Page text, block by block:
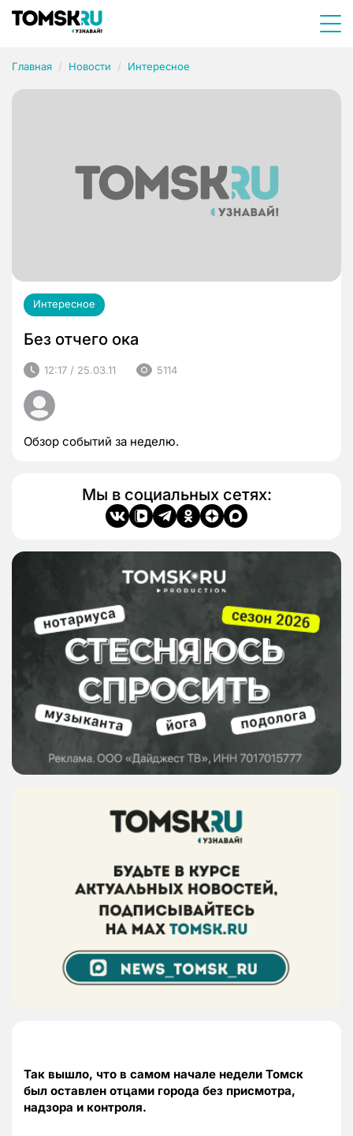
Главная Новости Интересное
Интересное
Без отчего ока
12:17 / 25.03.11 5114
Обзор событий за неделю.
Мы в социальных сетях:
Так вышло, что в самом начале недели Томск
был оставлен отцами города без присмотра,
надзора и контроля.